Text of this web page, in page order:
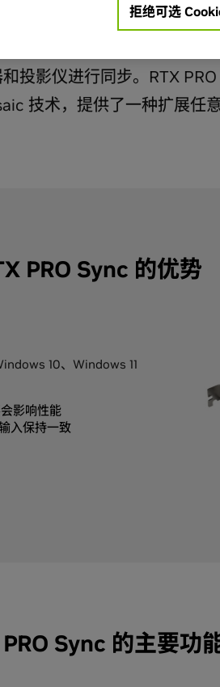
虑到灵活性和可扩展性，能
投影仪进行同步。RTX
技术，提供了一种扩展任
PRO Sync 的优势
10、Windows 11
影响性能
入保持一致
Sync 的主要功
拒绝可选